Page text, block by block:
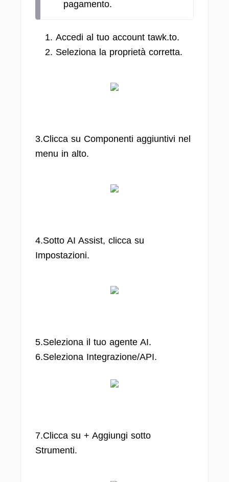
pagamento.
Accedi al tuo account tawk.to.
Seleziona la proprietà corretta.
3.Clicca su Componenti aggiuntivi nel
menu in alto.
4.Sotto AI Assist, clicca su
Impostazioni.
5.Seleziona il tuo agente AI.
6.Seleziona Integrazione/API.
7.Clicca su + Aggiungi sotto
Strumenti.